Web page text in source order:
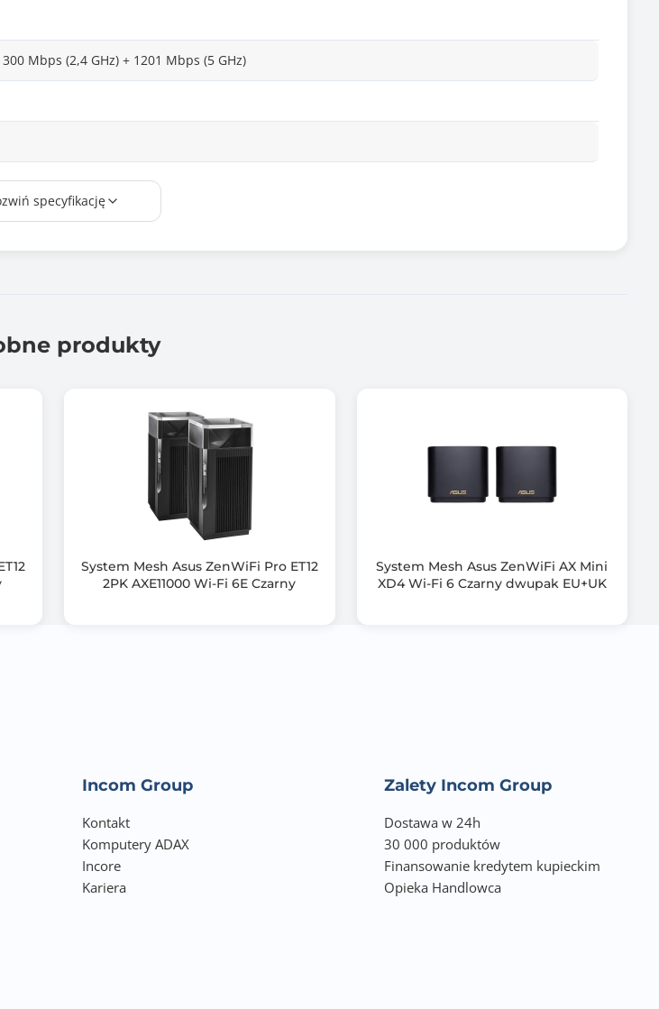
Mbps (2,4 GHz) + 1201 Mbps (5 GHz)
gości (Guest Network)
LAN
liczby urządzeń obsługiwanych przez sieć.
specyfikację
produkty
System Mesh Asus ZenWiFi Pro ET12
2PK AXE11000 Wi-Fi 6E Czarny
System Mesh Asus ZenWiFi AX Mini
XD4 Wi-Fi 6 Czarny dwupak EU+UK
Incom Group
Kontakt
Komputery ADAX
Incore
Kariera
Zalety Incom Group
Dostawa w 24h
30 000 produktów
Finansowanie kredytem kupieckim
Opieka Handlowca